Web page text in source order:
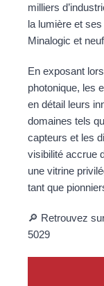
milliers
la lumière et
Minalogic et
En exposant
photonique, les
en détail leurs
domaines tels
capteurs et les
visibilité accrue
une vitrine
tant que
🔎 Retrouvez
5029